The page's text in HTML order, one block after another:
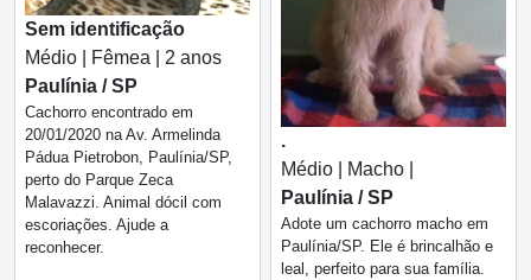
Sem identificação
Médio | Fêmea | 2 anos
Paulínia / SP
Cachorro encontrado em
20/01/2020 na Av. Armelinda
Pádua Pietrobon, Paulínia/SP,
perto do Parque Zeca
Malavazzi. Animal dócil com
escoriações. Ajude a
reconhecer.
.
Médio | Macho |
Paulínia / SP
Adote um cachorro macho em
Paulínia/SP. Ele é brincalhão e
leal, perfeito para sua família.